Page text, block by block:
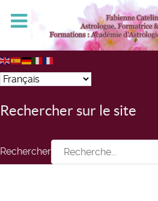
Rechercher sur le site
Rechercher